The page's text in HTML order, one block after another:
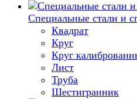
Специальные стали и
Квадрат
Круг
Круг
Лист
Труба
Шестигранник